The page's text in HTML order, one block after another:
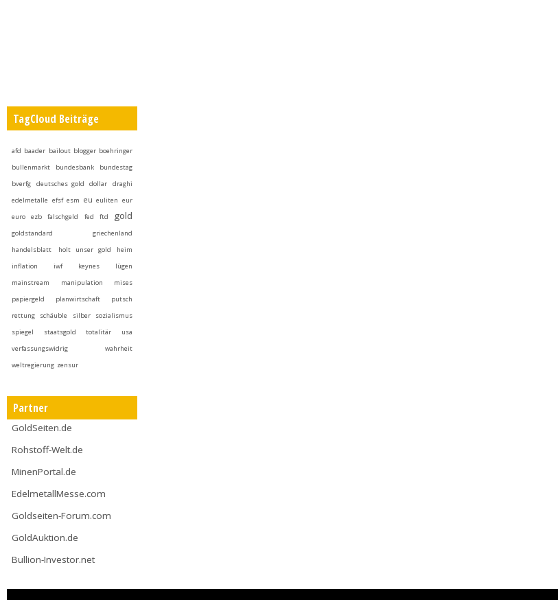
TagCloud Beiträge
afd baader bailout blogger boehringer
bullenmarkt
bundesbank
bundestag
bverfg
deutsches gold dollar
draghi
edelmetalle efsf esm eu euliten eur
euro
ezb falschgeld fed ftd gold
goldstandard
griechenland
handelsblatt
holt unser gold heim
inflation
iwf keynes
lügen
mainstream
manipulation
mises
papiergeld
planwirtschaft
putsch
rettung
schäuble silber
sozialismus
spiegel
staatsgold totalitär
usa
verfassungswidrig
wahrheit
weltregierung zensur
Partner
GoldSeiten.de
Rohstoff-Welt.de
MinenPortal.de
EdelmetallMesse.com
Goldseiten-Forum.com
GoldAuktion.de
Bullion-Investor.net